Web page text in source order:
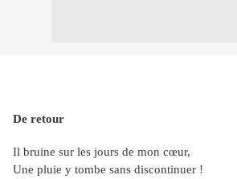
De retour
Il bruine sur les jours de mon cœur,
Une pluie y tombe sans discontinuer !